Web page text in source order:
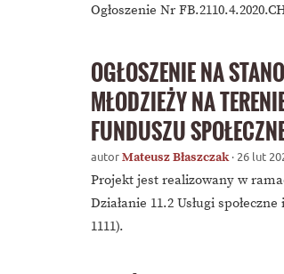
Ogłoszenie Nr
OGŁOSZENIE NA
MŁODZIEŻY NA
FUNDUSZU
autorMateusz Błaszczak· 26 lut
Projekt jest realizowany w
Działanie 11.2 Usługi
1111).